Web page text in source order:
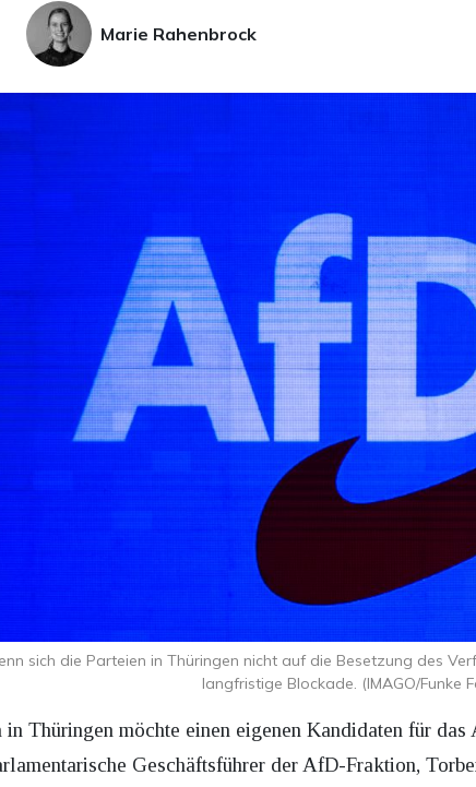
Marie Rahenbrock
sich die Parteien in Thüringen nicht auf die Besetzung des
langfristige Blockade. (IMAGO/Funke
Thüringen möchte einen eigenen Kandidaten für
Geschäftsführer der AfD-Fraktion,